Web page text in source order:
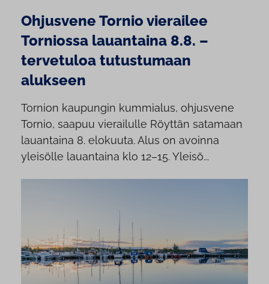
Ohjusvene Tornio vierailee
Torniossa lauantaina 8.8. –
tervetuloa tutustumaan
alukseen
Tornion kaupungin kummialus, ohjusvene
Tornio, saapuu vierailulle Röyttän satamaan
lauantaina 8. elokuuta. Alus on avoinna
yleisölle lauantaina klo 12–15. Yleisö...